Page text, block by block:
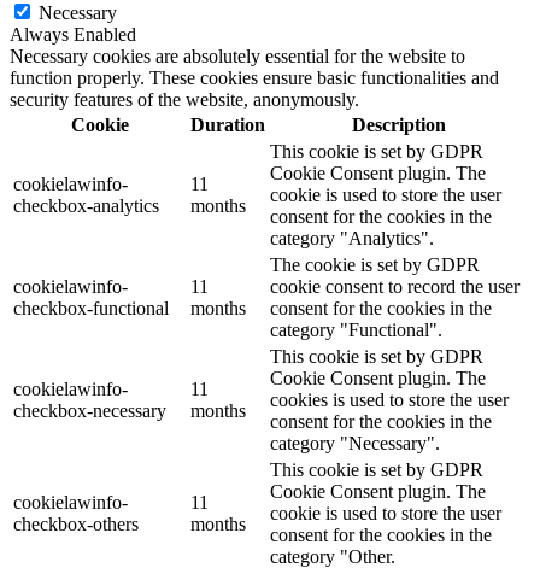
Necessary
Always Enabled
Necessary cookies are absolutely essential for the website to
function properly. These cookies ensure basic functionalities and
security features of the website, anonymously.
Cookie
Duration Description
cookielawinfo-
checkbox-analytics
11
months
This cookie is set by GDPR
Cookie Consent plugin. The
cookie is used to store the user
consent for the cookies in the
category "Analytics".
cookielawinfo-
checkbox-functional
11
months
The cookie is set by GDPR
cookie consent to record the user
consent for the cookies in the
category "Functional".
cookielawinfo-
checkbox-necessary
11
months
This cookie is set by GDPR
Cookie Consent plugin. The
cookies is used to store the user
consent for the cookies in the
category "Necessary".
cookielawinfo-
checkbox-others
11
months
This cookie is set by GDPR
Cookie Consent plugin. The
cookie is used to store the user
consent for the cookies in the
category "Other.